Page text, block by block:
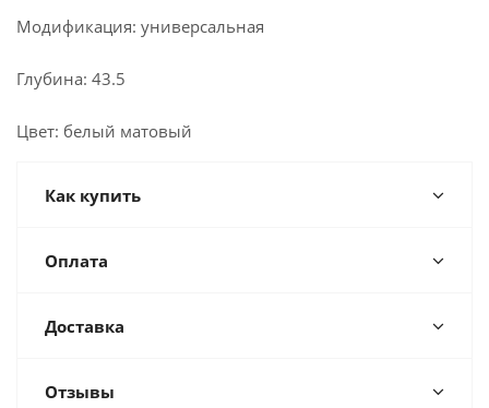
Модификация: универсальная
Глубина: 43.5
Цвет: белый матовый
Как купить
Оплата
Доставка
Отзывы